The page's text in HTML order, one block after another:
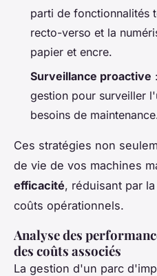
parti de fonctionnalités
recto-verso et la
papier et encre.
Surveillance proactive
gestion pour surveiller
besoins de
Ces stratégies non
de vie de vos machines
efficacité, réduisant par
coûts opérationnels.
Analyse des
des coûts associés
La gestion d'un parc